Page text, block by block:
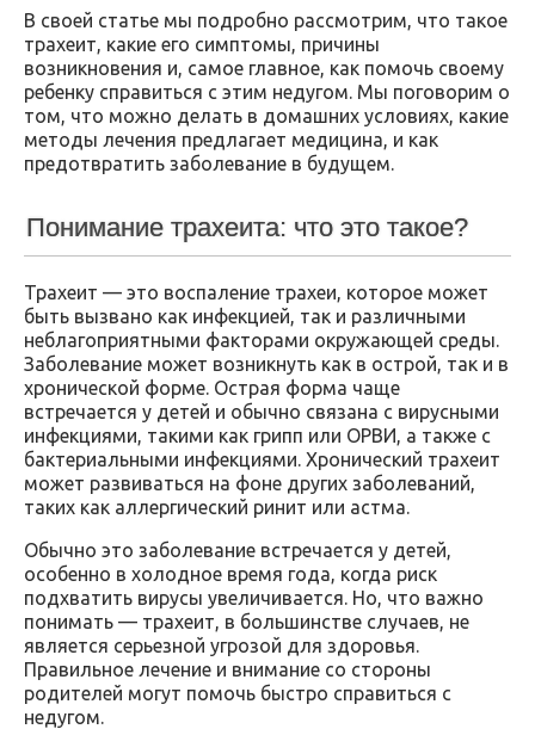
В своей статье мы подробно рассмотрим, что такое
трахеит, какие его симптомы, причины
возникновения и, самое главное, как помочь своему
ребенку справиться с этим недугом. Мы поговорим о
том, что можно делать в домашних условиях, какие
методы лечения предлагает медицина, и как
предотвратить заболевание в будущем.
Понимание трахеита: что это такое?
Трахеит — это воспаление трахеи, которое может
быть вызвано как инфекцией, так и различными
неблагоприятными факторами окружающей среды.
Заболевание может возникнуть как в острой, так и в
хронической форме. Острая форма чаще
встречается у детей и обычно связана с вирусными
инфекциями, такими как грипп или ОРВИ, а также с
бактериальными инфекциями. Хронический трахеит
может развиваться на фоне других заболеваний,
таких как аллергический ринит или астма.
Обычно это заболевание встречается у детей,
особенно в холодное время года, когда риск
подхватить вирусы увеличивается. Но, что важно
понимать — трахеит, в большинстве случаев, не
является серьезной угрозой для здоровья.
Правильное лечение и внимание со стороны
родителей могут помочь быстро справиться с
недугом.